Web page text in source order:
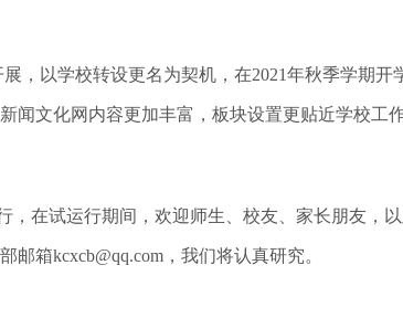
，以学校转设更名为契机，在2021年秋季学期
闻文化网内容更加丰富，板块设置更贴近学校工作
，在试运行期间，欢迎师生、校友、家长朋友，
箱kcxcb@qq.com，我们将认真研究。